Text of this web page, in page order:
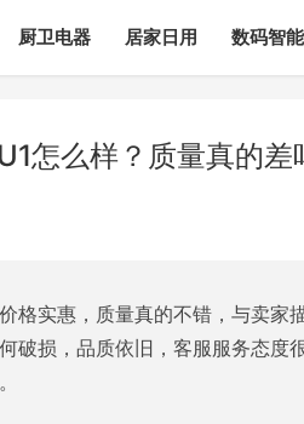
厨卫电器 居家日用 数码智能
怎么样？质量真的差
格实惠，质量真的不错，与卖家
破损，品质依旧，客服服务态度